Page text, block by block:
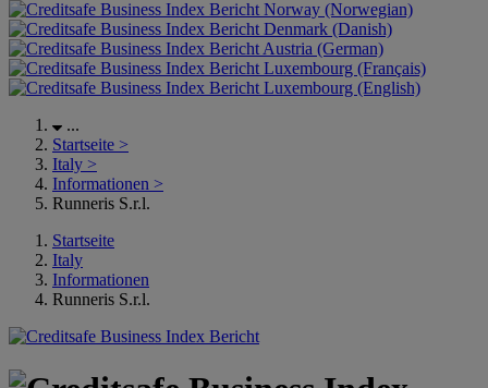
Norway (Norwegian)
Denmark (Danish)
Austria (German)
Luxembourg (Français)
Luxembourg (English)
...
Startseite >
Italy >
Informationen >
Runneris S.r.l.
Startseite
Italy
Informationen
Runneris S.r.l.